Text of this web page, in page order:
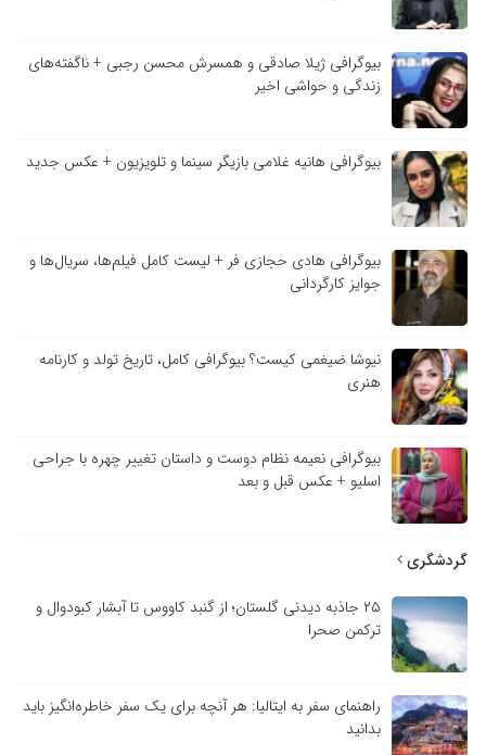
بیوگرافی ژیلا صادقی و همسرش محسن رجبی + ناگفته‌های
زندگی و حواشی اخیر
بیوگرافی هانیه غلامی بازیگر سینما و تلویزیون + عکس جدید
بیوگرافی هادی حجازی فر + لیست کامل فیلم‌ها، سریال‌ها و
جوایز کارگردانی
نیوشا ضیغمی کیست؟ بیوگرافی کامل، تاریخ تولد و کارنامه
هنری
بیوگرافی نعیمه نظام دوست و داستان تغییر چهره با جراحی
اسلیو + عکس قبل و بعد
گردشگری
۲۵ جاذبه دیدنی گلستان؛ از گنبد کاووس تا آبشار کبودوال و
ترکمن صحرا
راهنمای سفر به ایتالیا: هر آنچه برای یک سفر خاطره‌انگیز باید
بدانید